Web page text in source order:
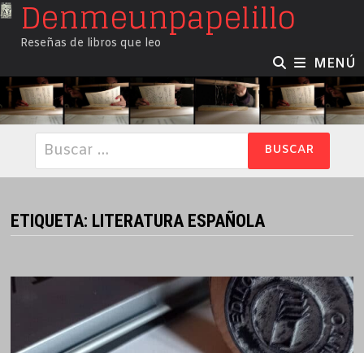
SaltarDenmeunpapelillo
Reseñas de libros que leo
MENÚ
Buscar:
ETIQUETA: LITERATURA ESPAÑOLA